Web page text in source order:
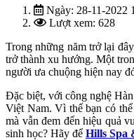
Ngày: 28-11-2022
Lượt xem: 628
Trong những năm trở lại
trở thành xu hướng. Một
người ưa chuộng hiện nay
Đặc biệt, với công nghệ
Việt Nam. Vì thế bạn có
mà vẫn đem đến hiệu quả
sinh học? Hãy để Hills Spa